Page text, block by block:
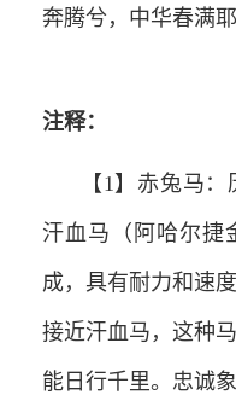
奔腾兮，中华春满耶
注释：
【1】赤兔马
汗血马（阿哈尔捷
成，具有耐力和速
接近汗血马，这种
能日行千里。‌‌‌忠诚